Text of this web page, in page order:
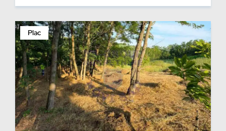
Plac